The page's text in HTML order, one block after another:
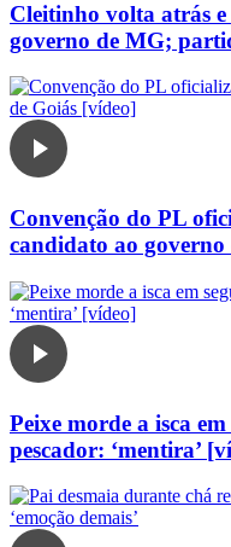
Cleitinho volta atrás
governo de MG;
Convenção do PL
candidato ao governo
Peixe morde a isca
pescador: ‘mentira’